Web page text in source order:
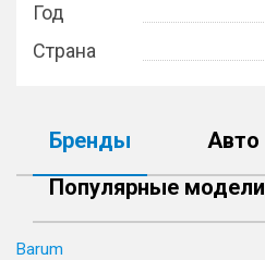
Год
Страна
Бренды
Авто
Популярные модели
Barum